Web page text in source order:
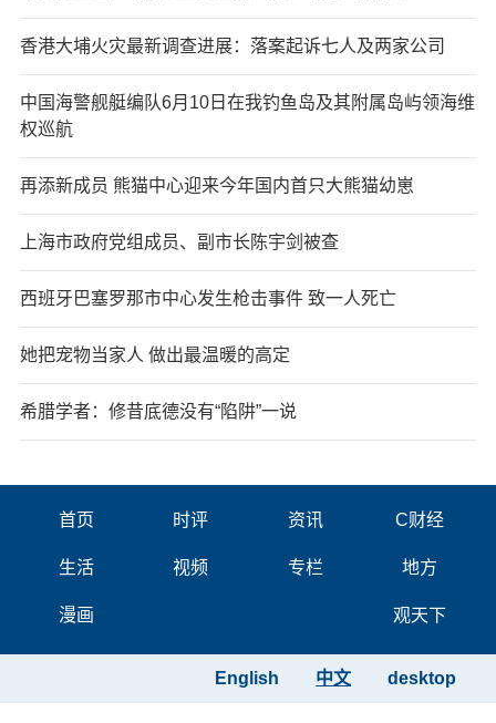
香港大埔火灾最新调查进展：落案起诉七人及两家公司
中国海警舰艇编队6月10日在我钓鱼岛及其附属岛屿领海维
权巡航
再添新成员 熊猫中心迎来今年国内首只大熊猫幼崽
上海市政府党组成员、副市长陈宇剑被查
西班牙巴塞罗那市中心发生枪击事件 致一人死亡
她把宠物当家人 做出最温暖的高定
希腊学者：修昔底德没有“陷阱”一说
首页 时评 资讯 C财经
生活 视频 专栏 地方
漫画 观天下
desktop
中文
English